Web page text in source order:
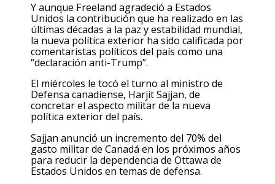
Y aunque Freeland agradeció a Estados
Unidos la contribución que ha realizado en las
últimas décadas a la paz y estabilidad mundial,
la nueva política exterior ha sido calificada por
comentaristas políticos del país como una
“declaración anti-Trump”.
El miércoles le tocó el turno al ministro de
Defensa canadiense, Harjit Sajjan, de
concretar el aspecto militar de la nueva
política exterior del país.
Sajjan anunció un incremento del 70% del
gasto militar de Canadá en los próximos años
para reducir la dependencia de Ottawa de
Estados Unidos en temas de defensa.